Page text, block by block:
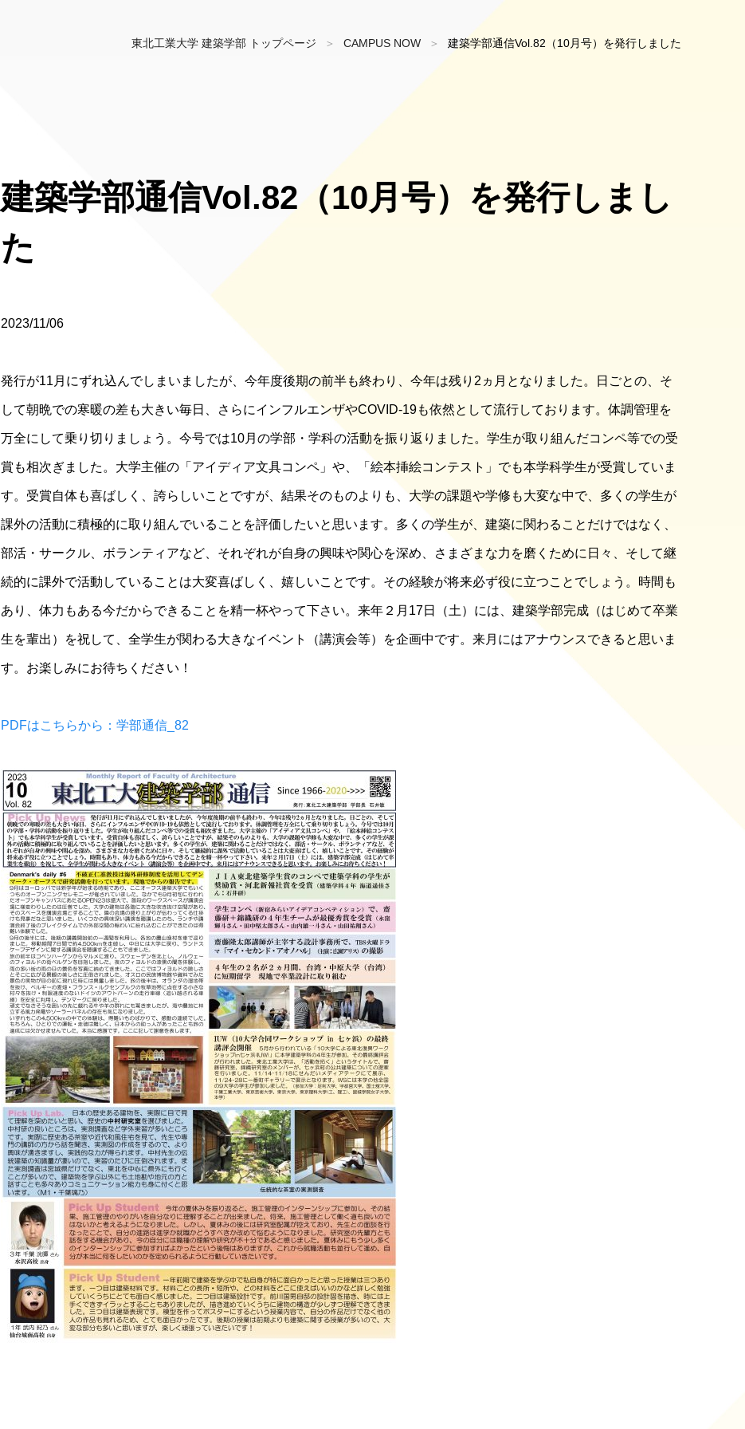
東北工業大学 建築学部 トップページ CAMPUS NOW 建築学部通信Vol.82（10月号）を発行しました
建築学部通信Vol.82（10月号）を発行しまし
た
2023/11/06
発行が11月にずれ込んでしまいましたが、今年度後期の前半も終わり、今年は残り2ヵ月となりました。日ごとの、そ
して朝晩での寒暖の差も大きい毎日、さらにインフルエンザやCOVID-19も依然として流行しております。体調管理を
万全にして乗り切りましょう。今号では10月の学部・学科の活動を振り返りました。学生が取り組んだコンペ等での受
賞も相次ぎました。大学主催の「アイディア文具コンペ」や、「絵本挿絵コンテスト」でも本学科学生が受賞していま
す。受賞自体も喜ばしく、誇らしいことですが、結果そのものよりも、大学の課題や学修も大変な中で、多くの学生が
課外の活動に積極的に取り組んでいることを評価したいと思います。多くの学生が、建築に関わることだけではなく、
部活・サークル、ボランティアなど、それぞれが自身の興味や関心を深め、さまざまな力を磨くために日々、そして継
続的に課外で活動していることは大変喜ばしく、嬉しいことです。その経験が将来必ず役に立つことでしょう。時間も
あり、体力もある今だからできることを精一杯やって下さい。来年２月17日（土）には、建築学部完成（はじめて卒業
生を輩出）を祝して、全学生が関わる大きなイベント（講演会等）を企画中です。来月にはアナウンスできると思いま
す。お楽しみにお待ちください！
PDFはこちらから：学部通信_82